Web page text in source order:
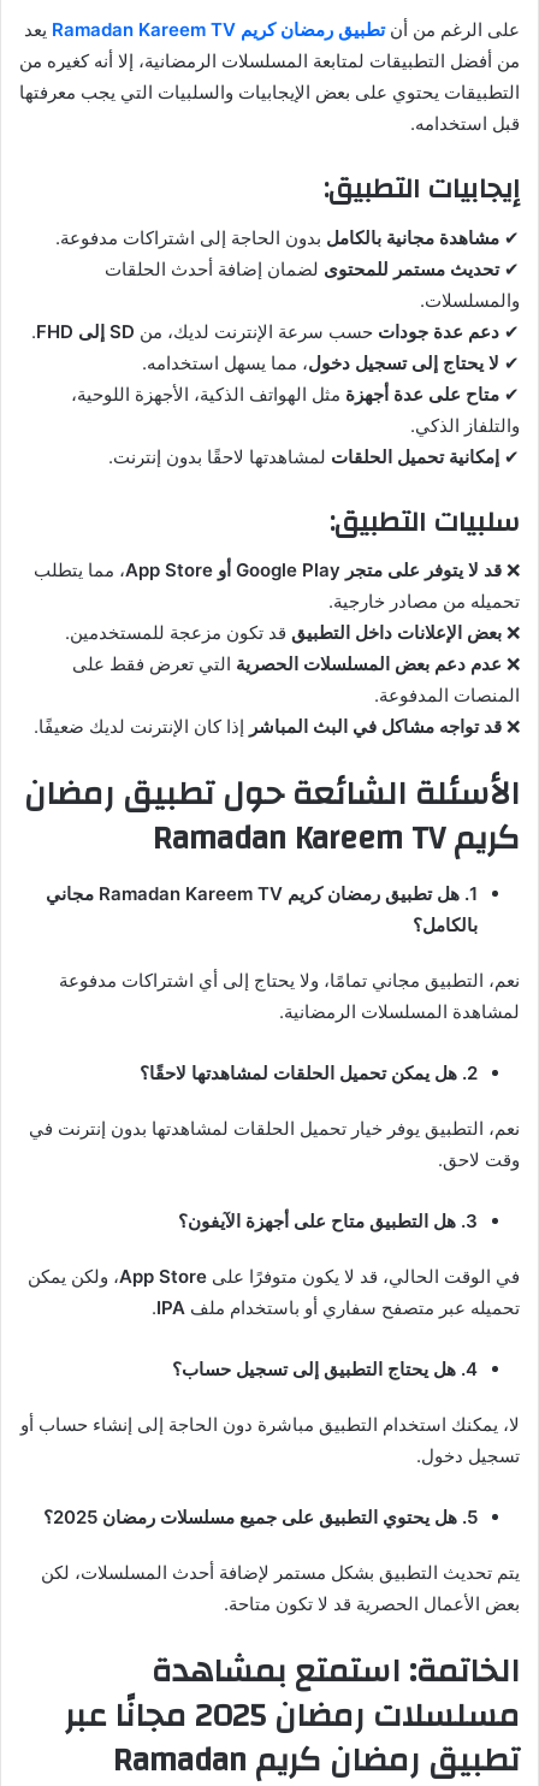
على الرغم من أنتطبيق رمضان كريم Ramadan Kareem TV
يعد
من أفضل التطبيقات لمتابعة المسلسلات الرمضانية، إلا أنه كغيره من
التطبيقات يحتوي على بعض الإيجابيات والسلبيات التي يجب معرفتها
قبل استخدامه.
إيجابيات التطبيق:
✔ مشاهدة مجانية بالكامل بدون الحاجة إلى اشتراكات مدفوعة.
✔تحديث مستمر للمحتوى لضمان إضافة أحدث الحلقات
والمسلسلات.
✔ دعم عدة جودات حسب سرعة الإنترنت لديك، من SD إلى FHD
.
✔ لا يحتاج إلى تسجيل دخول، مما يسهل استخدامه.
✔ متاح على عدة أجهزة مثل الهواتف الذكية، الأجهزة اللوحية،
والتلفاز الذكي.
✔ إمكانية تحميل الحلقات لمشاهدتها لاحقًا بدون إنترنت.
سلبيات التطبيق:
❌ قد لا يتوفر على متجر Google Play أو App Store
، مما يتطلب
تحميله من مصادر خارجية.
❌ بعض الإعلانات داخل التطبيق قد تكون مزعجة للمستخدمين.
❌ عدم دعم بعض المسلسلات الحصرية التي تعرض فقط على
المنصات المدفوعة.
❌ قد تواجه مشاكل في البث المباشر إذا كان الإنترنت لديك ضعيفًا.
الأسئلة الشائعة حول تطبيق رمضان
كريم Ramadan Kareem TV
1. هل تطبيق رمضان كريم Ramadan Kareem TV مجاني
بالكامل؟
نعم، التطبيق مجاني تمامًا، ولا يحتاج إلى أي اشتراكات مدفوعة
لمشاهدة المسلسلات الرمضانية.
2. هل يمكن تحميل الحلقات لمشاهدتها لاحقًا؟
نعم، التطبيق يوفر خيار تحميل الحلقات لمشاهدتها بدون إنترنت في
وقت لاحق.
3. هل التطبيق متاح على أجهزة الآيفون؟
في الوقت الحالي، قد لا يكون متوفرًا على App Store، ولكن يمكن
تحميله عبر متصفح سفاري أو باستخدام ملف IPA
.
4. هل يحتاج التطبيق إلى تسجيل حساب؟
لا، يمكنك استخدام التطبيق مباشرة دون الحاجة إلى إنشاء حساب أو
تسجيل دخول.
5. هل يحتوي التطبيق على جميع مسلسلات رمضان 2025؟
يتم تحديث التطبيق بشكل مستمر لإضافة أحدث المسلسلات، لكن
بعض الأعمال الحصرية قد لا تكون متاحة.
الخاتمة: استمتع بمشاهدة
مسلسلات رمضان 2025 مجانًا عبر
تطبيق رمضان كريم Ramadan